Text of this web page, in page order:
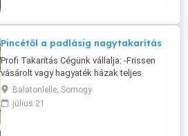
Pincétől a padlásig nagytakarítás
Profi Takarítás Cégünk vállalja: -Frissen
vásárolt vagy hagyaték házak teljes
nagytakarítását akár a lomok
elszállításával, igény szerint az ingatlan
teljes kiürítésével -Nyaralók és családi
Balatonlelle, Somogy
július 21